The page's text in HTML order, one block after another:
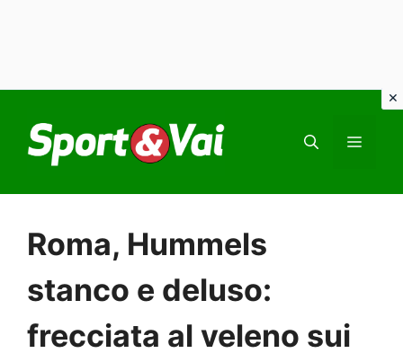
contenuto
Roma, Hummels
stanco e deluso:
frecciata al veleno sui